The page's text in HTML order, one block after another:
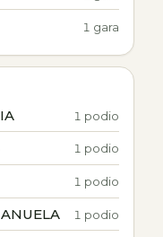
1 gara
1 podio
1 podio
1 podio
1 podio